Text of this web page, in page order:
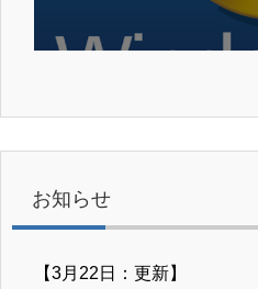
お知らせ
【3月22日：更新】